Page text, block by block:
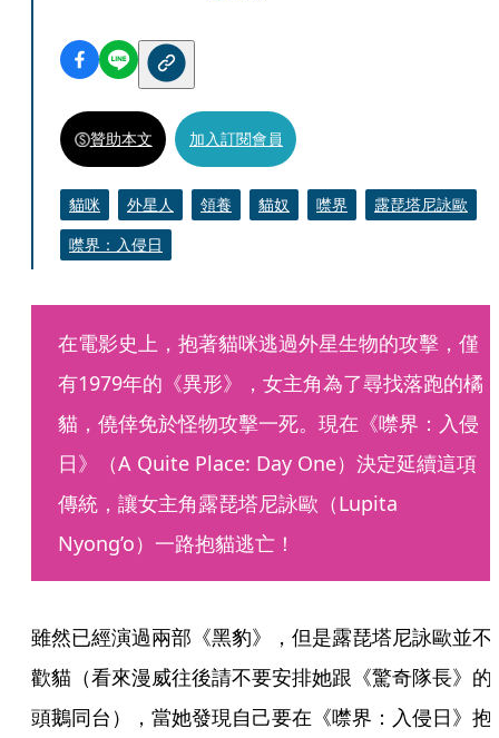
贊助本文 加入訂閱會員
貓咪 外星人 領養 貓奴 噤界
露琵塔尼詠歐
噤界：入侵日
在電影史上，抱著貓咪逃過外星生物的攻擊，僅
有1979年的《異形》，女主角為了尋找落跑的橘
貓，僥倖免於怪物攻擊一死。現在《噤界：入侵
日》（A Quite Place: Day One）決定延續這項
傳統，讓女主角露琵塔尼詠歐（Lupita
Nyong’o）一路抱貓逃亡！
雖然已經演過兩部《黑豹》，但是露琵塔尼詠歐並不
歡貓（看來漫威往後請不要安排她跟《驚奇隊長》的
頭鵝同台），當她發現自己要在《噤界：入侵日》抱